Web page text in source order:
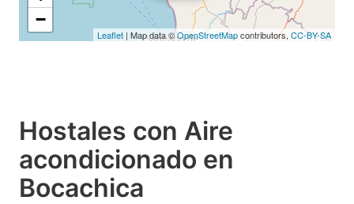
−
Leaflet | Map data ©OpenStreetMapcontributors, CC-BY-SA
Hostales con Aire
acondicionado en
Bocachica